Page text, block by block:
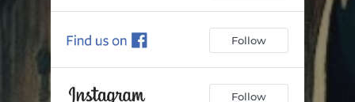
Follow
Follow